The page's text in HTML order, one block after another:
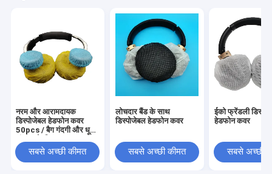
नरम और आरामदायक
डिस्पोजेबल हेडफोन कवर
50pcs / बैग गंदगी और धूल
सबसे अच्छी कीमत
लोचदार बैंड के साथ
डिस्पोजेबल हेडफोन कवर
सबसे अच्छी कीमत
ईको फ्रेंडली
हेडफोन कवर
सबसे अच्छी